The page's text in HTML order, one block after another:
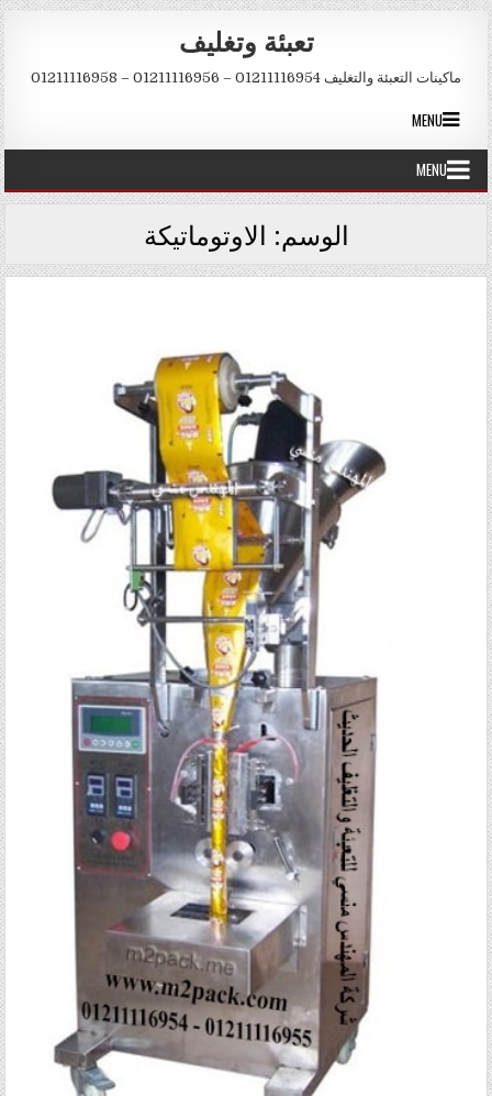
Skip to content
تعبئة وتغليف
ماكينات التعبئة والتغليف 01211116954 – 01211116956 – 01211116958
MENU
MENU
الوسم: الاوتوماتيكة